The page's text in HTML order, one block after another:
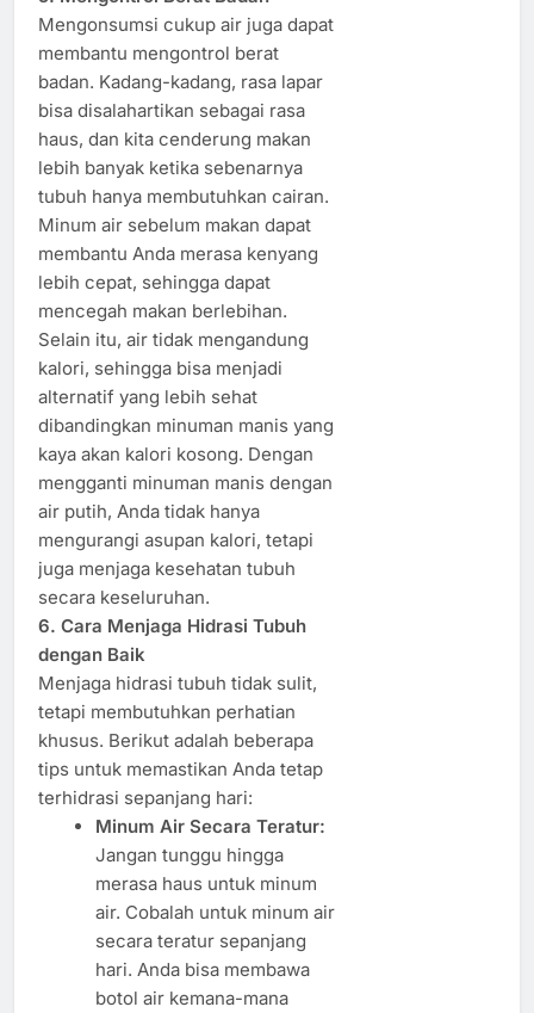
Mengonsumsi cukup air juga dapat
membantu mengontrol berat
badan. Kadang-kadang, rasa lapar
bisa disalahartikan sebagai rasa
haus, dan kita cenderung makan
lebih banyak ketika sebenarnya
tubuh hanya membutuhkan cairan.
Minum air sebelum makan dapat
membantu Anda merasa kenyang
lebih cepat, sehingga dapat
mencegah makan berlebihan.
Selain itu, air tidak mengandung
kalori, sehingga bisa menjadi
alternatif yang lebih sehat
dibandingkan minuman manis yang
kaya akan kalori kosong. Dengan
mengganti minuman manis dengan
air putih, Anda tidak hanya
mengurangi asupan kalori, tetapi
juga menjaga kesehatan tubuh
secara keseluruhan.
6. Cara Menjaga Hidrasi Tubuh
dengan Baik
Menjaga hidrasi tubuh tidak sulit,
tetapi membutuhkan perhatian
khusus. Berikut adalah beberapa
tips untuk memastikan Anda tetap
terhidrasi sepanjang hari:
Minum Air Secara Teratur:
Jangan tunggu hingga
merasa haus untuk minum
air. Cobalah untuk minum air
secara teratur sepanjang
hari. Anda bisa membawa
botol air kemana-mana